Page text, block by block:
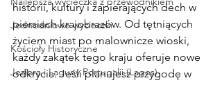
Jednodniowe wycieczki
Kościoły Historyczne
Jeziora i Laguny Portugalii (Lagos)
historii, kultury i zapierających dech w
piersiach krajobrazów. Od tętniących
życiem miast po malownicze wioski,
każdy zakątek tego kraju oferuje nowe
odkrycia. Jeśli planujesz przygodę w